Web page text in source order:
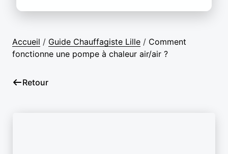
Accueil / Guide Chauffagiste Lille / Comment
fonctionne une pompe à chaleur air/air ?
Retour